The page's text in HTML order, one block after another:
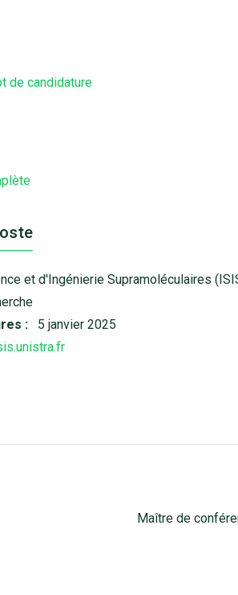
de candidature
et d'Ingénierie Supramoléculaires
:
5 janvier 2025
Maître de